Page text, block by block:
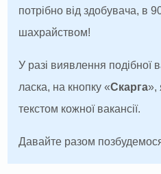
потрібно від здобувача, в
шахрайством!
У разі виявлення подібної
ласка, на кнопку «Скарга»,
текстом кожної вакансії.
Давайте разом